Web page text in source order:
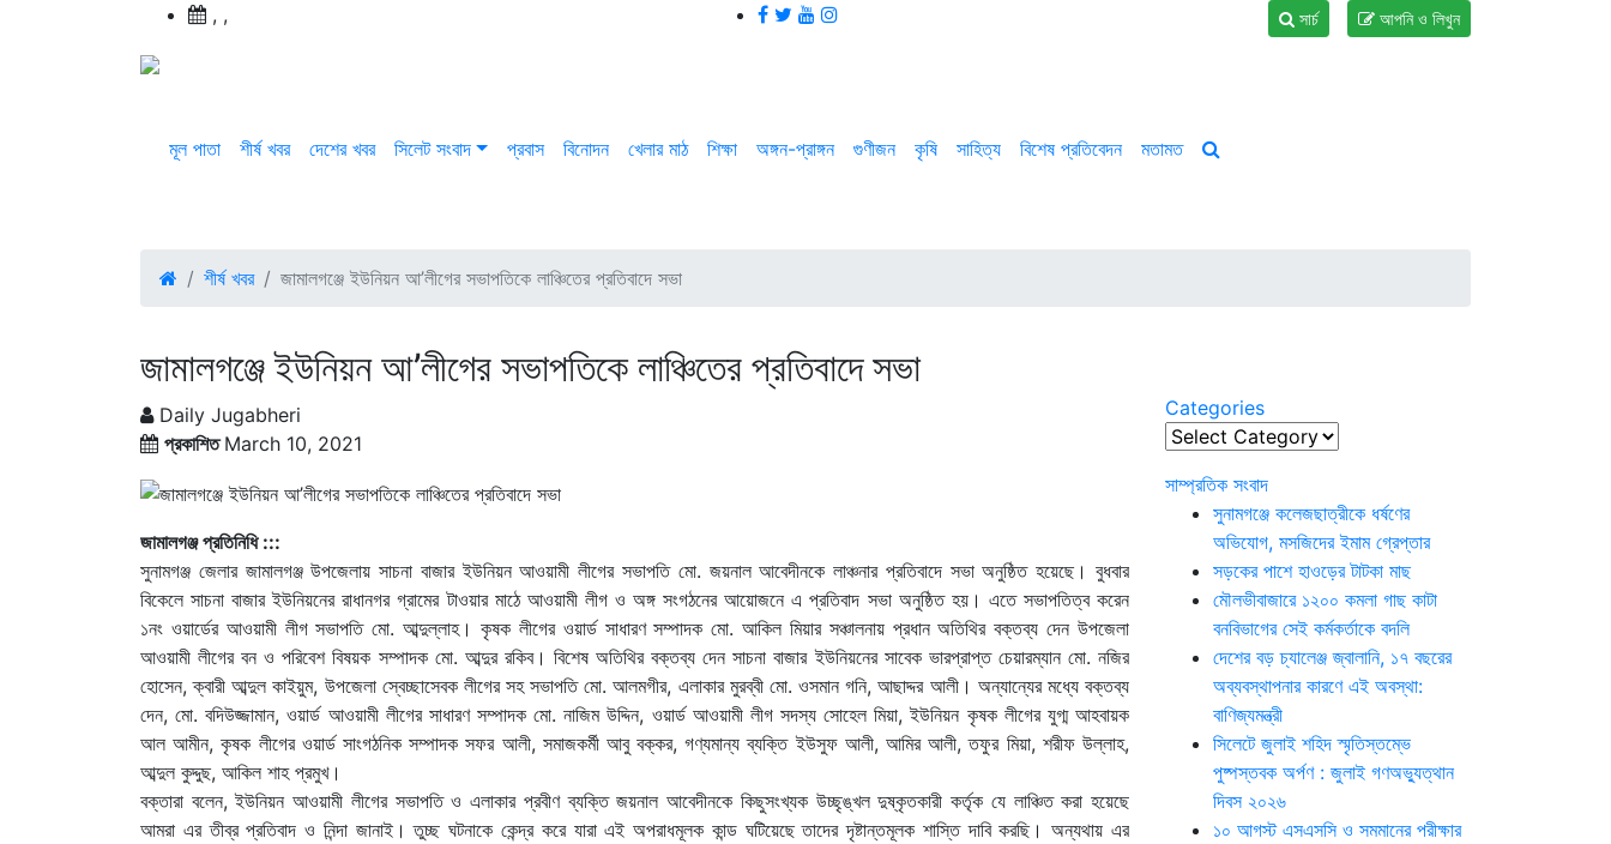
, , আপনি ও লিখুন
সার্চ
মূল পাতা শীর্ষ খবর দেশের খবর সিলেট সংবাদ প্রবাস বিনোদন খেলার মাঠ শিক্ষা অঙ্গন-প্রাঙ্গন গুণীজন কৃষি সাহিত্য বিশেষ প্রতিবেদন মতামত
শীর্ষ খবর জামালগঞ্জে ইউনিয়ন আ’লীগের সভাপতিকে লাঞ্চিতের প্রতিবাদে সভা
জামালগঞ্জে ইউনিয়ন আ’লীগের সভাপতিকে লাঞ্চিতের প্রতিবাদে সভা
Daily Jugabheri
প্রকাশিতMarch 10, 2021
জামালগঞ্জ প্রতিনিধি :::
সুনামগঞ্জ জেলার জামালগঞ্জ উপজেলায় সাচনা বাজার ইউনিয়ন আওয়ামী লীগের সভাপতি মো. জয়নাল আবেদীনকে লাঞ্চনার প্রতিবাদে সভা অনুষ্ঠিত হয়েছে। বুধবার
বিকেলে সাচনা বাজার ইউনিয়নের রাধানগর গ্রামের টাওয়ার মাঠে আওয়ামী লীগ ও অঙ্গ সংগঠনের আয়োজনে এ প্রতিবাদ সভা অনুষ্ঠিত হয়। এতে সভাপতিত্ব করেন
১নং ওয়ার্ডের আওয়ামী লীগ সভাপতি মো. আব্দুল্লাহ। কৃষক লীগের ওয়ার্ড সাধারণ সম্পাদক মো. আকিল মিয়ার সঞ্চালনায় প্রধান অতিথির বক্তব্য দেন উপজেলা
আওয়ামী লীগের বন ও পরিবেশ বিষয়ক সম্পাদক মো. আব্দুর রকিব। বিশেষ অতিথির বক্তব্য দেন সাচনা বাজার ইউনিয়নের সাবেক ভারপ্রাপ্ত চেয়ারম্যান মো. নজির
হোসেন, ক্বারী আব্দুল কাইয়ুম, উপজেলা স্বেচ্ছাসেবক লীগের সহ সভাপতি মো. আলমগীর, এলাকার মুরব্বী মো. ওসমান গনি, আছাদ্দর আলী। অন্যান্যের মধ্যে বক্তব্য
দেন, মো. বদিউজ্জামান, ওয়ার্ড আওয়ামী লীগের সাধারণ সম্পাদক মো. নাজিম উদ্দিন, ওয়ার্ড আওয়ামী লীগ সদস্য সোহেল মিয়া, ইউনিয়ন কৃষক লীগের যুগ্ম আহবায়ক
আল আমীন, কৃষক লীগের ওয়ার্ড সাংগঠনিক সম্পাদক সফর আলী, সমাজকর্মী আবু বক্কর, গণ্যমান্য ব্যক্তি ইউসুফ আলী, আমির আলী, তফুর মিয়া, শরীফ উল্লাহ,
আব্দুল কুদ্দুছ, আকিল শাহ প্রমুখ।
বক্তারা বলেন, ইউনিয়ন আওয়ামী লীগের সভাপতি ও এলাকার প্রবীণ ব্যক্তি জয়নাল আবেদীনকে কিছুসংখ্যক উচ্ছৃঙ্খল দুষ্কৃতকারী কর্তৃক যে লাঞ্চিত করা হয়েছে
আমরা এর তীব্র প্রতিবাদ ও নিন্দা জানাই। তুচ্ছ ঘটনাকে কেন্দ্র করে যারা এই অপরাধমূলক কান্ড ঘটিয়েছে তাদের দৃষ্টান্তমূলক শাস্তি দাবি করছি। অন্যথায় এর
Categories
Categories
সাম্প্রতিক সংবাদ
সুনামগঞ্জে কলেজছাত্রীকে ধর্ষণের
অভিযোগ, মসজিদের ইমাম গ্রেপ্তার
সড়কের পাশে হাওড়ের টাটকা মাছ
মৌলভীবাজারে ১২০০ কমলা গাছ কাটা
বনবিভাগের সেই কর্মকর্তাকে বদলি
দেশের বড় চ্যালেঞ্জ জ্বালানি, ১৭ বছরের
অব্যবস্থাপনার কারণে এই অবস্থা:
বাণিজ্যমন্ত্রী
সিলেটে জুলাই শহিদ স্মৃতিস্তম্ভে
পুষ্পস্তবক অর্পণ : জুলাই গণঅভ্যুত্থান
দিবস ২০২৬
১০ আগস্ট এসএসসি ও সমমানের পরীক্ষার